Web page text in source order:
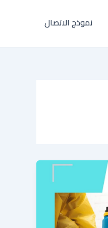
نموذج الاتصال